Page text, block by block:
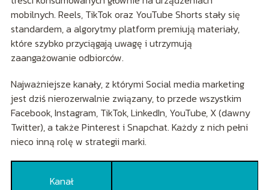
mobilnych. Reels, TikTok oraz YouTube Shorts stały się
standardem, a algorytmy platform premiują materiały,
które szybko przyciągają uwagę i utrzymują
zaangażowanie odbiorców.
Najważniejsze kanały, z którymi Social media marketing
jest dziś nierozerwalnie związany, to przede wszystkim
Facebook, Instagram, TikTok, LinkedIn, YouTube, X (dawny
Twitter), a także Pinterest i Snapchat. Każdy z nich pełni
nieco inną rolę w strategii marki.
Kanał